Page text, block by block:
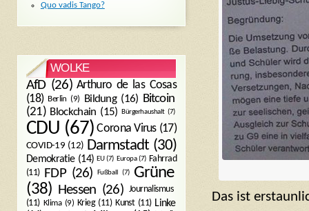
Das ist
Quo vadis Tango?
WOLKE
AfD(26) Arthuro de las Cosas
(18) Berlin (9) Bildung(16) Bitcoin
(21) Blockchain (15) Bürgerhaushalt (7)
CDU (67) Corona Virus(17)
COVID-19 (12) Darmstadt (30)
Demokratie(14) EU(7) Europa(7) Fahrrad
(11)
FDP(26) Fußball (7)
Grüne
(38) Hessen (26) Journalismus
(11) Klima(9) Krieg(11) Kunst(11) Linke